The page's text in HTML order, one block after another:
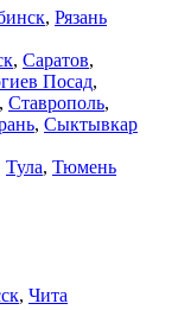
, Рязань
, Саратов,
Посад,
, Ставрополь,
, Сыктывкар
Тула, Тюмень
, Чита